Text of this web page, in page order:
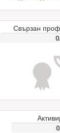
Свързан